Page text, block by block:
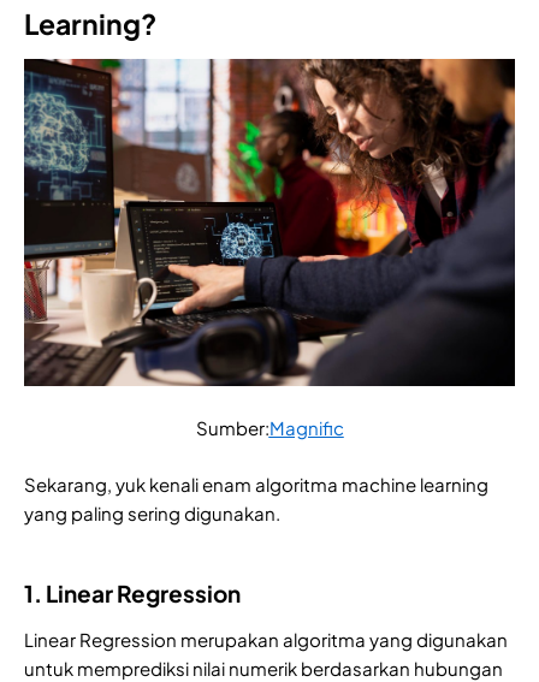
Learning?
Sumber:Magnific
Sekarang, yuk kenali enam algoritma machine learning
yang paling sering digunakan.
1. Linear Regression
Linear Regression merupakan algoritma yang digunakan
untuk memprediksi nilai numerik berdasarkan hubungan